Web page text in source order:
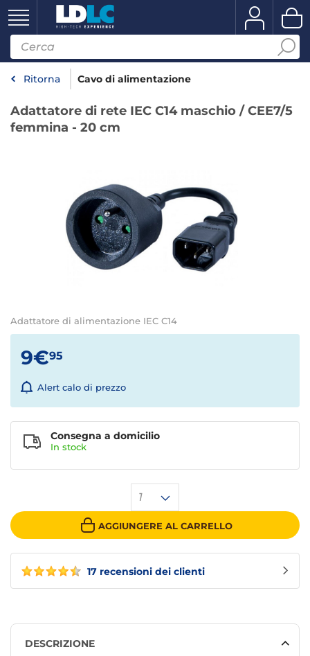
Ritorna Cavo di alimentazione
Adattatore di rete IEC C14 maschio / CEE7/5
femmina - 20 cm
Adattatore di alimentazione IEC C14
17 recensioni dei clienti
9€95
Alert calo di prezzo
1
AGGIUNGERE AL CARRELLO
Consegna a domicilio
In stock
DESCRIZIONE